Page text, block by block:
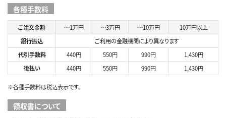
各種手数料
ご注文金額 ～1万円 ～3万円 ～10万円
10万円以上
銀行振込
ご利用の金融機関により異なります
代引手数料
440円 550円 990円
1,430円
後払い
440円 550円 990円 1,430円
※各種手数料は税込表示です。
領収書について